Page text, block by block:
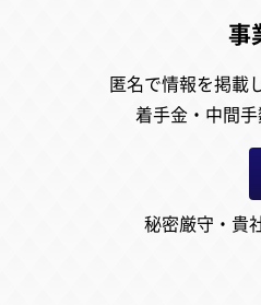
事
匿名で情報を掲載
着手金・中間手
秘密厳守・貴